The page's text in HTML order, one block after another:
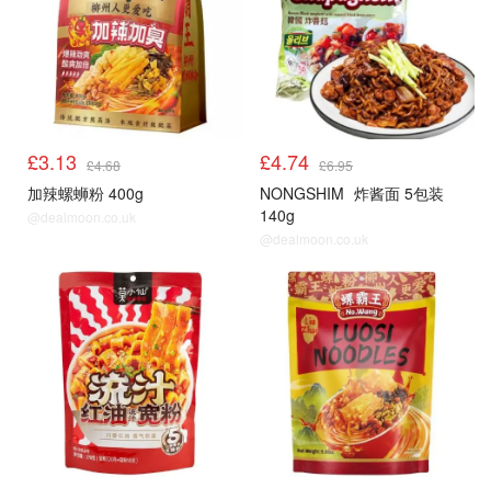
£3.13 £4.68
加辣螺蛳粉 400g
@dealmoon.co.uk
£4.74 £6.95
NONGSHIM 炸酱面 5包装
140g
@dealmoon.co.uk